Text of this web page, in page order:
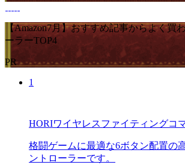
【Amazon7月】おすすめ記事からよく買
ーラーTOP4
PR
1
HORIワイヤレスファイティングコ
格闘ゲームに最適な6ボタン配置の
ントローラーです。